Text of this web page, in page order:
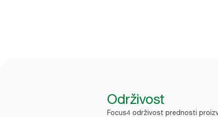
Održivost
Focus4 održivost prednosti